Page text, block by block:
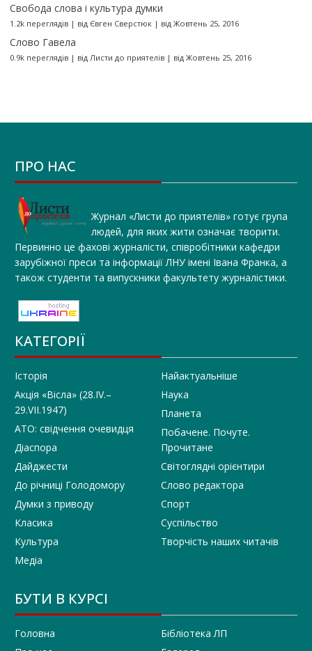
Свобода слова і культура думки
1.2k переглядів| від Євген Сверстюк| від Жовтень 25, 2016
Слово Гавела
0.9k переглядів| від Листи до приятелів| від Жовтень 25, 2016
ПРО НАС
Журнал «Листи до приятелів» готує група
людей, для яких жити означає творити.
Первинно це фахові журналісти, співробітники кафедри
зарубіжної преси та інформації ЛНУ імені Івана Франка, а
також студенти та випускники факультету журналістики.
КАТЕГОРІЇ
Історія
Акція «Вісла» (28.IV.–
29.VII.1947)
АТО: свідчення очевидця
Діаспора
Дайджести
До річниці Голодомору
Думки з приводу
Класика
Культура
Медіа
Найактуальніше
Наука
Планета
Побачене. Почуте.
Прочитане
Світоглядні орієнтири
Слово редактора
Спорт
Суспільство
Творчість наших читачів
БУТИ В КУРСІ
Головна
Бібліотека ЛП